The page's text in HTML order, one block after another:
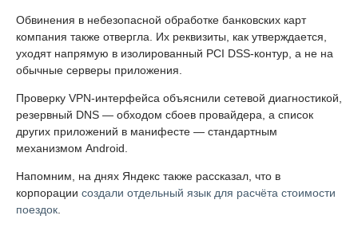
Обвинения в небезопасной обработке банковских карт
компания также отвергла. Их реквизиты, как утверждается,
уходят напрямую в изолированный PCI DSS-контур, а не на
обычные серверы приложения.
Проверку VPN-интерфейса объяснили сетевой диагностикой,
резервный DNS — обходом сбоев провайдера, а список
других приложений в манифесте — стандартным
механизмом Android.
Напомним, на днях Яндекс также рассказал, что в
корпорации создали отдельный язык для расчёта стоимости
поездок.